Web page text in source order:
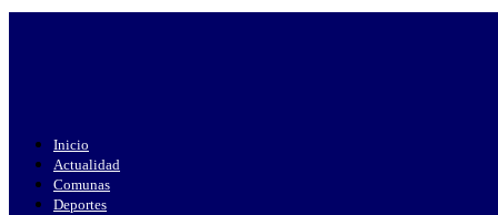
Inicio
Actualidad
Comunas
Deportes